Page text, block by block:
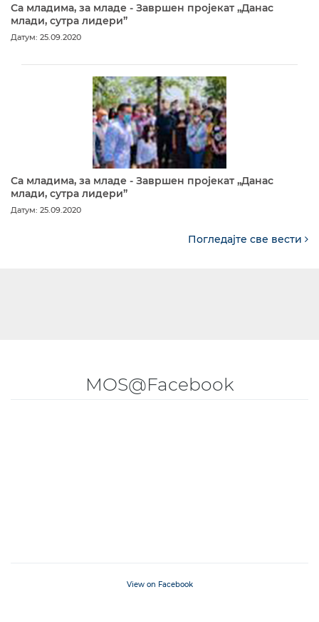
Са младима, за младе - Завршен пројекат „Данас
млади, сутра лидери”
Датум: 25.09.2020
Са младима, за младе - Завршен пројекат „Данас
млади, сутра лидери”
Датум: 25.09.2020
Погледајте све вести
MOS@Facebook
View on Facebook